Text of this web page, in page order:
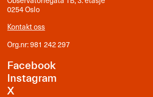
0254 Oslo
Kontakt oss
Org.nr: 981 242 297
Facebook
Instagram
X